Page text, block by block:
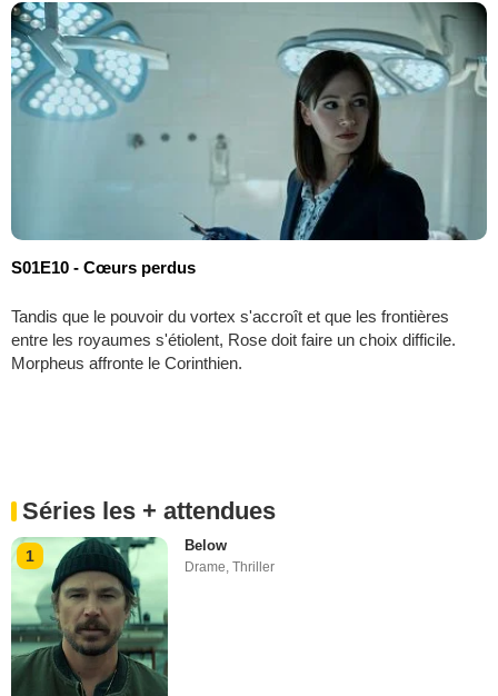
S01E10 - Cœurs perdus
Tandis que le pouvoir du vortex s'accroît et que les frontières
entre les royaumes s'étiolent, Rose doit faire un choix difficile.
Morpheus affronte le Corinthien.
Séries les + attendues
1
Below
Drame ,Thriller